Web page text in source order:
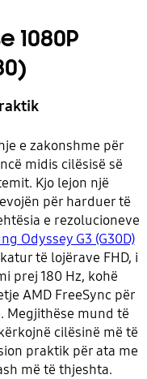
1080P
e zakonshme për
midis cilësisë së
Kjo lejon një
për harduer të
e rezolucioneve
Odyssey G3 (G30D)
të lojërave FHD, i
prej 180 Hz, kohë
AMD FreeSync për
Megjithëse mund të
cilësinë më të
praktik për ata me
më të thjeshta.